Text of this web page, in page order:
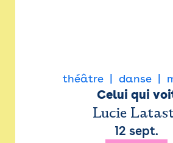
théâtre danse
Celui qui
Lucie
12 sept.